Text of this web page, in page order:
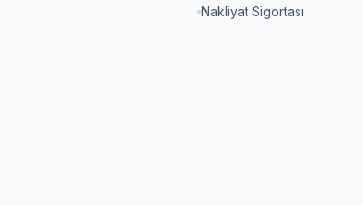
Nakliyat Sigortası